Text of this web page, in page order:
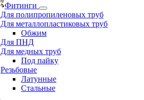
Фитинги
Для полипропиленовых труб
Для металлопластиковых труб
Обжим
Для ПНД
Для медных труб
Под пайку
Резьбовые
Латунные
Cтальные